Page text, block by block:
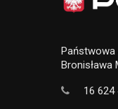
Państwowa
Bronisława
16 624